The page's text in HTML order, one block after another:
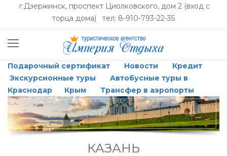
г.Дзержинск, проспект Циолковского, дом 2 (вход с
торца дома) тел: 8-910-793-22-35
Подарочный сертификат Новости
Кредит
Экскурсионные туры
Автобусные туры в
Краснодар
Крым Трансфер в аэропорты
КАЗАНЬ